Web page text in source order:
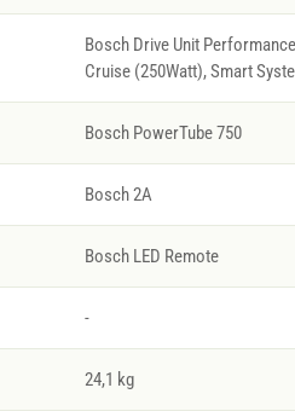
Bosch Drive Unit
Cruise (250Watt), Smart
Bosch PowerTube 750
Bosch 2A
Bosch LED Remote
-
24,1 kg